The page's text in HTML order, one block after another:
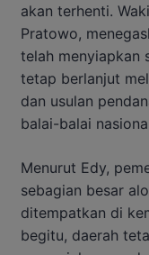
akan terhenti.
Pratowo,
telah menyiapkan
tetap berlanjut
dan usulan
balai-balai
Menurut Edy,
sebagian besar
ditempatkan di
begitu, daerah